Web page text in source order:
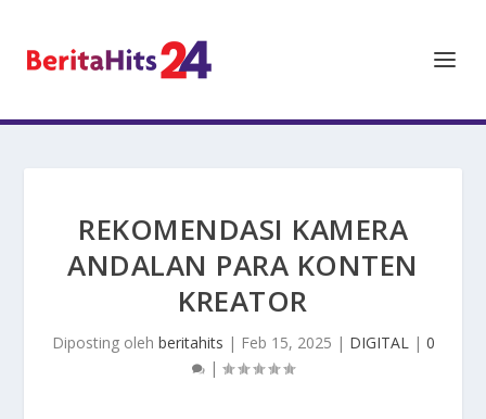
REKOMENDASI KAMERA
ANDALAN PARA KONTEN
KREATOR
Diposting oleh beritahits | Feb 15, 2025 | DIGITAL| 0
|